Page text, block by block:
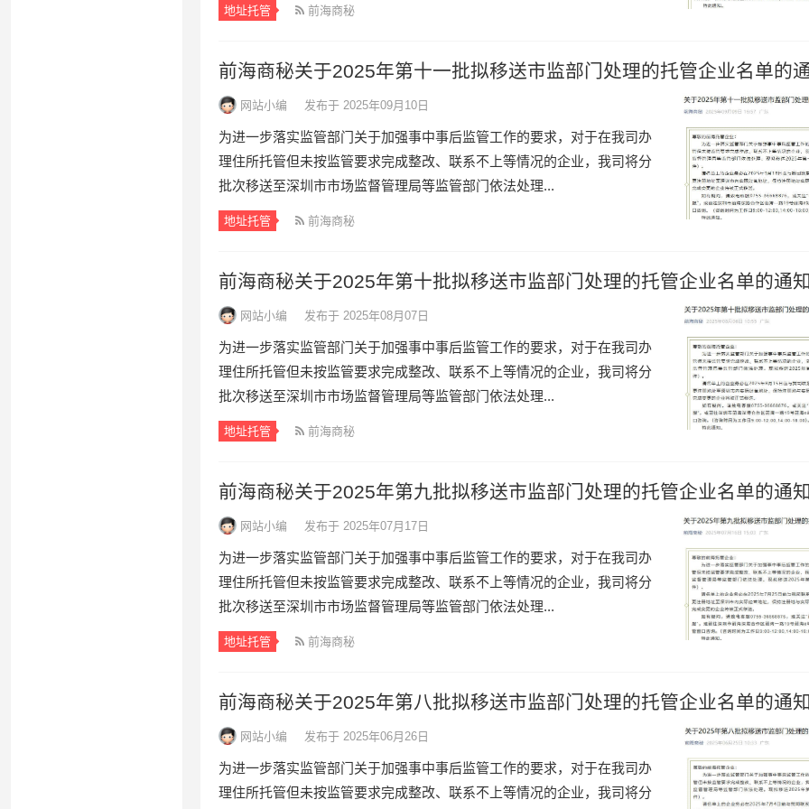
地址托管 前海商秘
前海商秘关于2025年第十一批拟移送市监部门处理的托管企业名单的
网站小编 发布于 2025年09月10日
为进一步落实监管部门关于加强事中事后监管工作的要求，对于在我司办
理住所托管但未按监管要求完成整改、联系不上等情况的企业，我司将分
批次移送至深圳市市场监督管理局等监管部门依法处理...
地址托管 前海商秘
前海商秘关于2025年第十批拟移送市监部门处理的托管企业名单的通
网站小编 发布于 2025年08月07日
为进一步落实监管部门关于加强事中事后监管工作的要求，对于在我司办
理住所托管但未按监管要求完成整改、联系不上等情况的企业，我司将分
批次移送至深圳市市场监督管理局等监管部门依法处理...
地址托管 前海商秘
前海商秘关于2025年第九批拟移送市监部门处理的托管企业名单的通
网站小编 发布于 2025年07月17日
为进一步落实监管部门关于加强事中事后监管工作的要求，对于在我司办
理住所托管但未按监管要求完成整改、联系不上等情况的企业，我司将分
批次移送至深圳市市场监督管理局等监管部门依法处理...
地址托管 前海商秘
前海商秘关于2025年第八批拟移送市监部门处理的托管企业名单的通
网站小编 发布于 2025年06月26日
为进一步落实监管部门关于加强事中事后监管工作的要求，对于在我司办
理住所托管但未按监管要求完成整改、联系不上等情况的企业，我司将分